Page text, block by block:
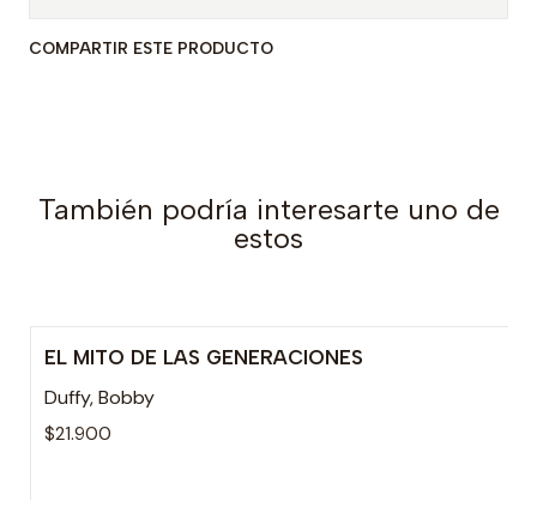
COMPARTIR ESTE PRODUCTO
También podría interesarte uno de
estos
Agotado
EL MITO DE LAS GENERACIONES
Duffy, Bobby
$21.900